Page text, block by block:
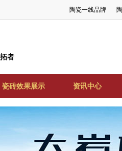
陶瓷一线品牌
者
瓷砖效果展示 资讯中心